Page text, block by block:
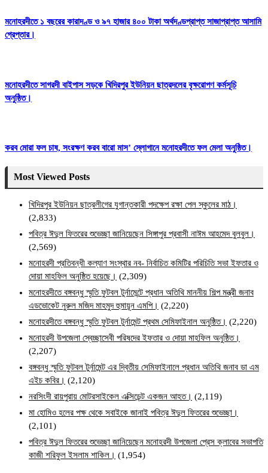
মনোহরদীতে ১ বছরের কারাদণ্ড ও ৯৭ হাজার ৪০০ টাকা অর্থদণ্ডপ্রাপ্ত সাজাপ্রাপ্ত আসামি
গ্রেপ্তার।
মনোহরদীতে সাগরদী বাইপাস সড়কে খিদিরপুর ইউনিয়ন ছাত্রদলের বৃক্ষরোপণ কর্মসূচি
অনুষ্ঠিত।
করব মোরা ফল চাষ, সংরক্ষণ করব বারো মাস’ স্লোগানে মনোহরদীতে ফল মেলা অনুষ্ঠিত।
Most Viewed Posts
খিদিরপুর ইউনিয়ন ছাত্রলীগের যুগান্তকারী পদক্ষেপ রক্ষা পেল স্কুলের মাঠ।
(2,833)
পবিত্র ঈদুল ফিতরের শুভেচ্ছা জানিয়েছেন সিঙ্গাপুর প্রবাসী নাঈম আহমেদ বুলবুল।
(2,569)
মনোহরদী প্রতিবন্ধী কল্যাণ সংস্থার নব- নির্বাচিত কমিটির পরিচিতি সভা ইফতার ও
দোয়া মাহফিল অনুষ্ঠিত হয়েছে। (2,309)
মনোহরদীতে বঙ্গবন্ধু স্মৃতি ফুটবল টুর্নামেন্টে প্রধান অতিথি মাননীয় শিল্প মন্ত্রী জনাব
এডভোকেট নুরুল মজিদ মাহমুদ হুমায়ূন এমপি। (2,220)
মনোহরদীতে বঙ্গবন্ধু স্মৃতি ফুটবল টুর্নামেন্ট প্রথম সেমিফাইনাল অনুষ্ঠিত। (2,220)
মনোহরদী উপজেলা স্বেচ্ছাসেবী পরিষদের ইফতার ও দোয়া মাহফিল অনুষ্ঠিত।
(2,207)
বঙ্গবন্ধু স্মৃতি ফুটবল টুর্নামেন্ট এর দ্বিতীয় সেমিফাইনালে প্রধান অতিথি জনাব ডা এম
এইচ কবির। (2,120)
নরসিংদী রায়পুরায় মোটরসাইকেল এক্সিডেন্ট একজন আহত। (2,119)
মা হোমিও হলের পক্ষ থেকে সবাইকে জানাই পবিত্র ঈদুল ফিতরের শুভেচ্ছা।
(2,101)
পবিত্র ঈদুল ফিতরের শুভেচ্ছা জানিয়েছেন মনোহরদী উপজেলা প্রেস ক্লাবের সভাপতি
কাজী শরিফুল ইসলাম শাকিল। (1,954)